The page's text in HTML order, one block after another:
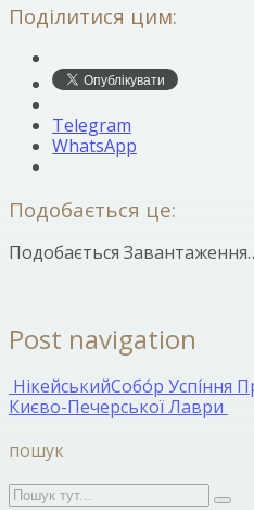
Поділитися цим:
Telegram
WhatsApp
Подобається це:
Подобається
Post navigation
НікейськийСобо́р Успі́ння
Києво-Печерської Лаври
пошук